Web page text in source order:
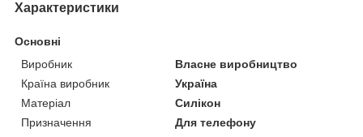
Характеристики
Основні
Виробник
Власне виробництво
Країна виробник
Україна
Матеріал
Силікон
Призначення
Для телефону